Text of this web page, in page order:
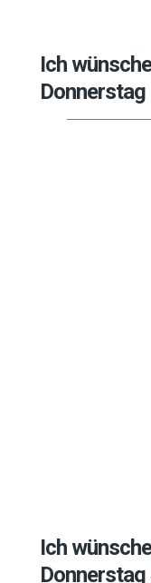
Ich
Donnerstag
Ich
Donnerstag